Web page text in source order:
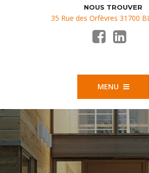
NOUS TROUVER
35 Rue des Orfèvres 31700
MENU